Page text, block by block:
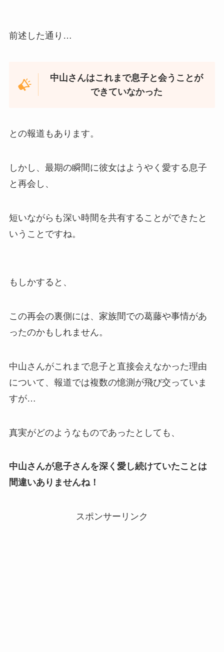
前述した通り…
中山さんはこれまで息子と会うことが
できていなかった
との報道もあります。
しかし、最期の瞬間に彼女はようやく愛する息子
と再会し、
短いながらも深い時間を共有することができたと
いうことですね。
もしかすると、
この再会の裏側には、家族間での葛藤や事情があ
ったのかもしれません。
中山さんがこれまで息子と直接会えなかった理由
について、報道では複数の憶測が飛び交っていま
すが…
真実がどのようなものであったとしても、
中山さんが息子さんを深く愛し続けていたことは
間違いありませんね！
スポンサーリンク